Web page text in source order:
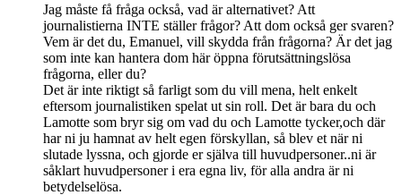
Jag måste få fråga också, vad är alternativet? Att
journalistierna INTE ställer frågor? Att dom också ger svaren?
Vem är det du, Emanuel, vill skydda från frågorna? Är det jag
som inte kan hantera dom här öppna förutsättningslösa
frågorna, eller du?
Det är inte riktigt så farligt som du vill mena, helt enkelt
eftersom journalistiken spelat ut sin roll. Det är bara du och
Lamotte som bryr sig om vad du och Lamotte tycker,och där
har ni ju hamnat av helt egen förskyllan, så blev et när ni
slutade lyssna, och gjorde er själva till huvudpersoner..ni är
såklart huvudpersoner i era egna liv, för alla andra är ni
betydelselösa.